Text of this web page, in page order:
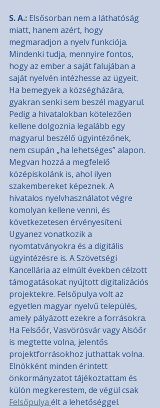
S. A.: Elsősorban nem a láthatóság
miatt, hanem azért, hogy
megmaradjon a nyelv funkciója.
Mindenki tudja, mennyire fontos,
hogy az ember a saját falujában a
saját nyelvén intézhesse az ügyeit.
Ha bemegyek a községházára,
gyakran senki sem beszél magyarul.
Pedig a hivatalokban kötelezően
kellene dolgoznia legalább egy
magyarul beszélő ügyintézőnek,
nem csupán „ha lehetséges” alapon.
Megvan hozzá a megfelelő
középiskolánk is, ahol ilyen
szakembereket képeznek. A
hivatalos nyelvhasználatot végre
komolyan kellene venni, és
következetesen érvényesíteni.
Ugyanez vonatkozik a
nyomtatványokra és a digitális
ügyintézésre is. A Szövetségi
Kancellária az elmúlt években célzott
támogatásokat nyújtott digitalizációs
projektekre. Felsőpulya volt az
egyetlen magyar nyelvű település,
amely pályázott ezekre a forrásokra.
Ha Felsőőr, Vasvörösvár vagy Alsóőr
is megtette volna, jelentős
projektforrásokhoz juthattak volna.
Elnökként minden érintett
önkormányzatot tájékoztattam és
külön megkerestem, de végül csak
Felsőpulya élt a lehetőséggel.